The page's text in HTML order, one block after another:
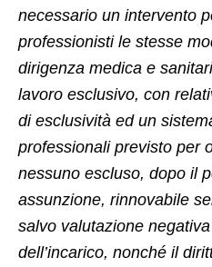
necessario un intervento
professionisti le stesse
dirigenza medica e
lavoro esclusivo, con
di esclusività ed un
professionali previsto per
nessuno escluso, dopo il
assunzione, rinnovabile
salvo valutazione
dell’incarico, nonché il